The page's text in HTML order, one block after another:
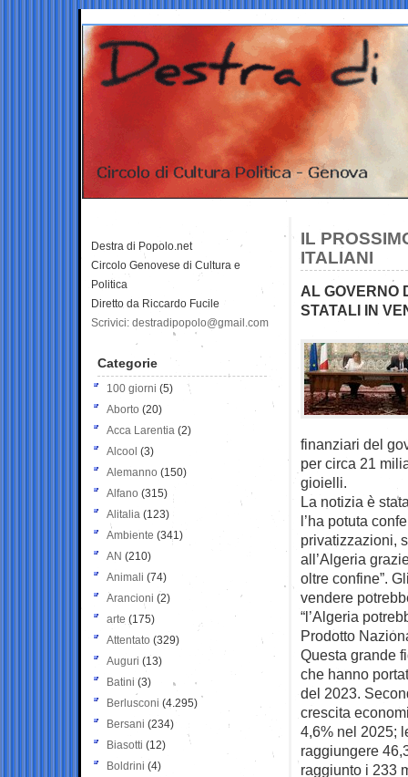
IL
ITALIANI
AL GOVERNO
STATALI IN
finanziari del
per circa 21
gioielli.
La notizia è
l’ha potuta
privatizzazioni,
all’Algeria
oltre confine”.
vendere
“l’Algeria
Prodotto
Questa grande
che hanno
del 2023.
crescita
4,6% nel 2025;
raggiungere
raggiunto i 233
Destra di Popolo.net
Circolo Genovese di Cultura e
Politica
Diretto da Riccardo Fucile
Scrivici: destradipopolo@gmail.com
Categorie
100 giorni (5)
Aborto (20)
Acca Larentia (2)
Alcool (3)
Alemanno (150)
Alfano (315)
Alitalia (123)
Ambiente (341)
AN (210)
Animali (74)
Arancioni (2)
arte (175)
Attentato (329)
Auguri (13)
Batini (3)
Berlusconi (4.295)
Bersani (234)
Biasotti (12)
Boldrini (4)